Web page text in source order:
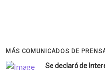
MÁS COMUNICADOS DE
Se declaró de